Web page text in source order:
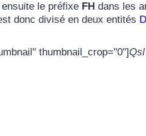
le préfixe FH dans les
donc divisé en deux entités
thumbnail_crop="0"]